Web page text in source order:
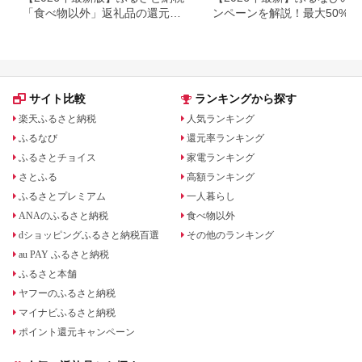
「食べ物以外」返礼品の還元率
ンペーンを解説！最大50%還
サイト比較
楽天ふるさと納税
ふるなび
ふるさとチョイス
さとふる
ふるさとプレミアム
ANAのふるさと納税
dショッピングふるさと納税百選
au PAY ふるさと納税
ふるさと本舗
ヤフーのふるさと納税
マイナビふるさと納税
ポイント還元キャンペーン
ランキングから探す
人気ランキング
還元率ランキング
家電ランキング
高額ランキング
一人暮らし
食べ物以外
その他のランキング